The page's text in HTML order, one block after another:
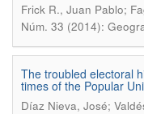
Frick R., Juan Pablo;
Núm. 33 (2014):
The troubled electoral
times of the Popular
Díaz Nieva, José;